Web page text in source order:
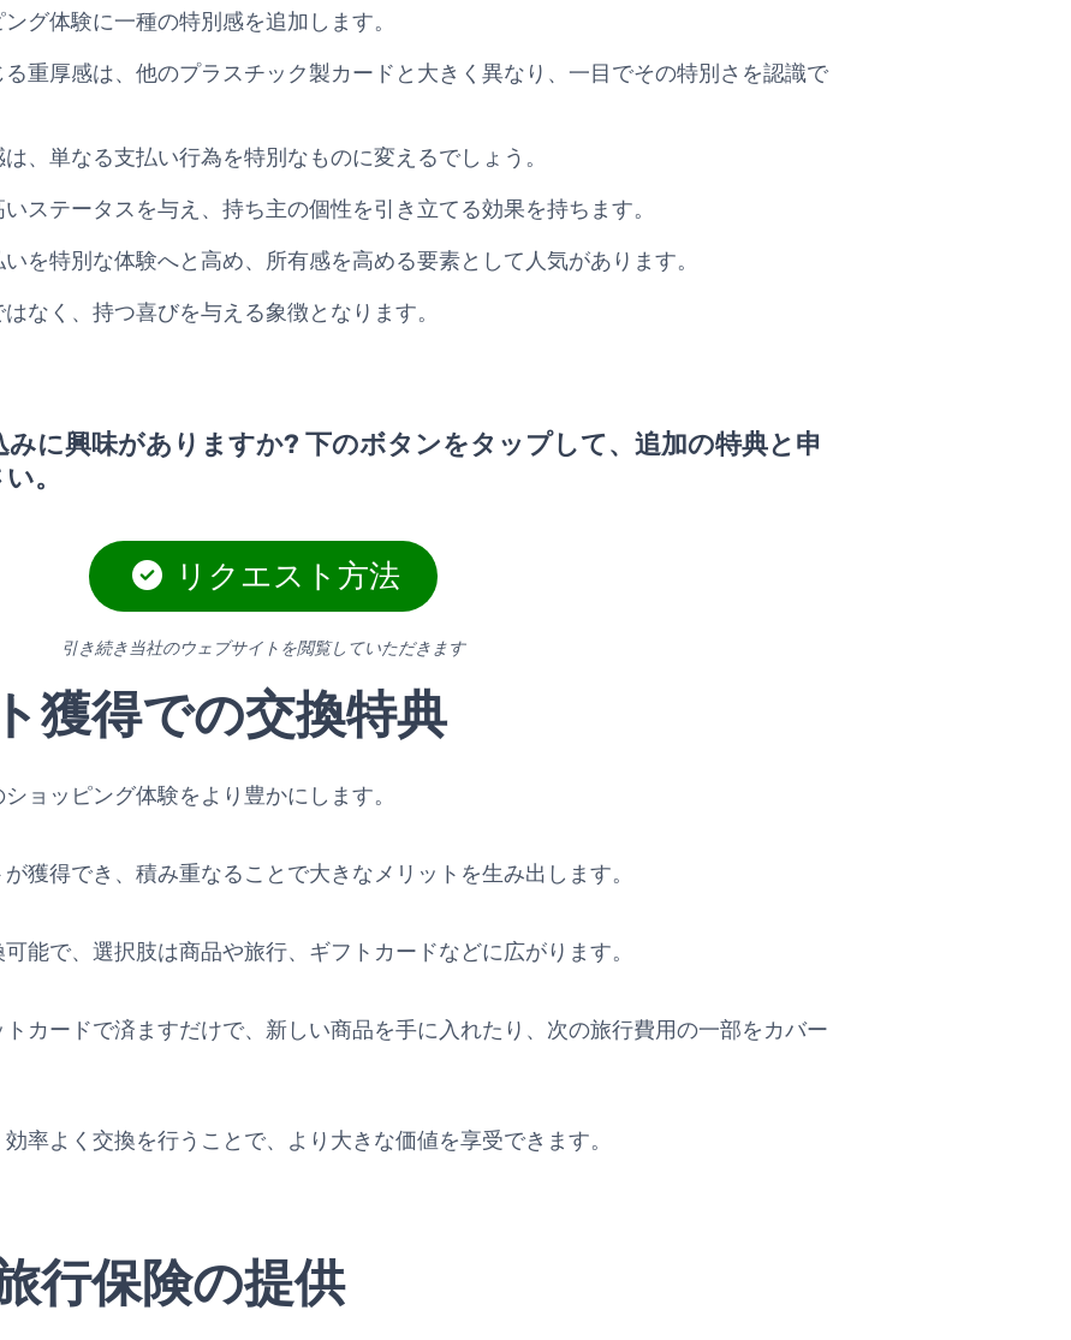
グ体験に一種の特別感を追加します。
重厚感は、他のプラスチック製カードと大きく異なり、一目でその特別さを認識で
、単なる支払い行為を特別なものに変えるでしょう。
ステータスを与え、持ち主の個性を引き立てる効果を持ちます。
を特別な体験へと高め、所有感を高める要素として人気があります。
なく、持つ喜びを与える象徴となります。
に興味がありますか? 下のボタンをタップして、追加の特典と申
。
リクエスト方法
引き続き当社のウェブサイトを閲覧していただきます
獲得での交換特典
ョッピング体験をより豊かにします。
獲得でき、積み重なることで大きなメリットを生み出します。
能で、選択肢は商品や旅行、ギフトカードなどに広がります。
カードで済ますだけで、新しい商品を手に入れたり、次の旅行費用の一部をカバー
率よく交換を行うことで、より大きな価値を享受できます。
行保険の提供